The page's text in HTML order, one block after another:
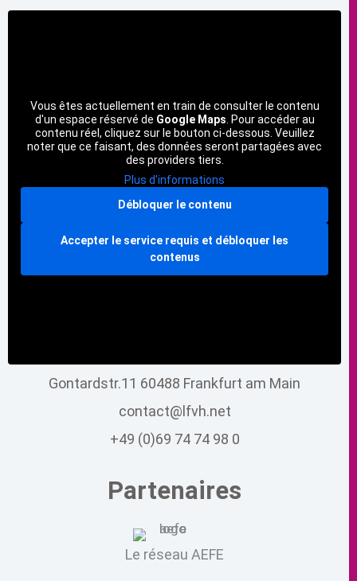
Vous êtes actuellement en train de consulter le contenu
d'un espace réservé de Google Maps . Pour accéder au
contenu réel, cliquez sur le bouton ci-dessous. Veuillez
noter que ce faisant, des données seront partagées avec
des providers tiers.
Plus d'informations
Débloquer le contenu
Accepter le service requis et débloquer les
contenus
Gontardstr.11 60488 Frankfurt am Main
contact@lfvh.net
+49 (0)69 74 74 98 0
Partenaires
Le réseau AEFE